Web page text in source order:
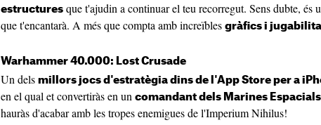
estructures que t'ajudin a continuar el teu recorregut. Sens dubte, és
que t'encantarà. A més que compta amb increïbles gràfics i
Warhammer 40.000: Lost Crusade
Un dels millors jocs d'estratègia dins de l'App Store per a
en el qual et convertiràs en un comandant dels Marines Espacials
hauràs d'acabar amb les tropes enemigues de l'Imperium Nihilus!